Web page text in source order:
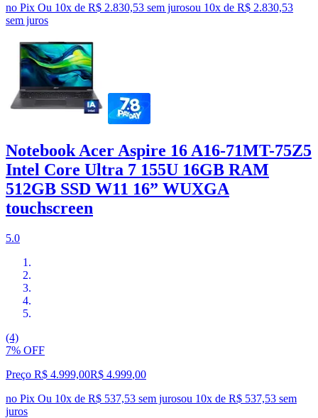
no Pix Ou 10x de R$ 2.830,53 sem jurosou 10x de R$ 2.830,53
sem juros
Notebook Acer Aspire 16 A16-71MT-75Z5
Intel Core Ultra 7 155U 16GB RAM
512GB SSD W11 16” WUXGA
touchscreen
5.0
(4)
7% OFF
Preço R$ 4.999,00R$ 4.999,00
no Pix Ou 10x de R$ 537,53 sem jurosou 10x de R$ 537,53 sem
juros